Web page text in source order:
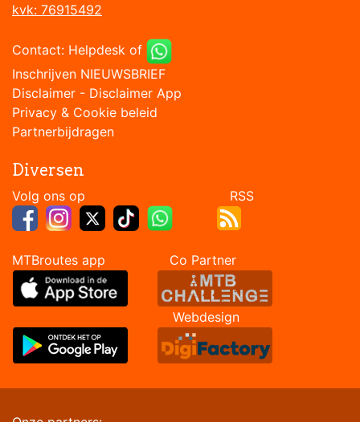
kvk: 76915492
Contact: Helpdesk of
Inschrijven NIEUWSBRIEF
Disclaimer - Disclaimer App
Privacy & Cookie beleid
Partnerbijdragen
Diversen
Volg ons op RSS
MTBroutes app Co Partner
Webdesign